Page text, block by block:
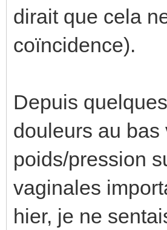
dirait que cela
coïncidence).
Depuis
douleurs au bas
poids/pression
vaginales
hier, je ne